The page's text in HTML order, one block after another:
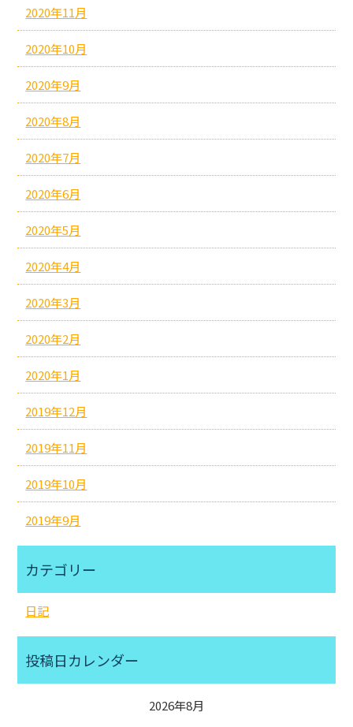
2020年11月
2020年10月
2020年9月
2020年8月
2020年7月
2020年6月
2020年5月
2020年4月
2020年3月
2020年2月
2020年1月
2019年12月
2019年11月
2019年10月
2019年9月
カテゴリー
日記
投稿日カレンダー
2026年8月